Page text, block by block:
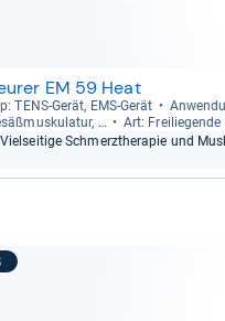
EM 59 Heat
TENS-​Gerät, EMS-​Gerät
…
Art: Frei­lie­gende
Viel­sei­tige Schmerz­the­ra­pie und